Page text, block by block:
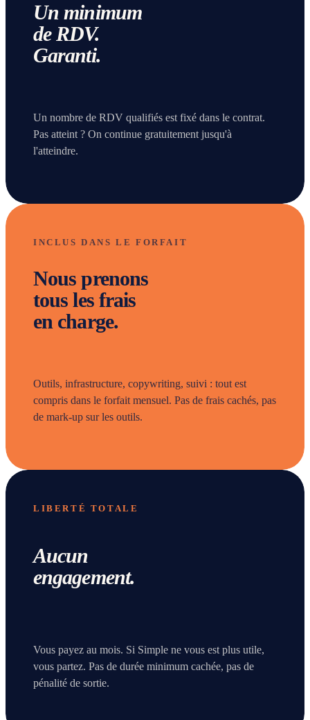
Un minimum
de RDV.
Garanti.
Un nombre de RDV qualifiés est fixé dans le contrat.
Pas atteint ? On continue gratuitement jusqu'à
l'atteindre.
INCLUS DANS LE FORFAIT
Nous prenons
tous les frais
en charge.
Outils, infrastructure, copywriting, suivi : tout est
compris dans le forfait mensuel. Pas de frais cachés, pas
de mark-up sur les outils.
LIBERTÉ TOTALE
Aucun
engagement.
Vous payez au mois. Si Simple ne vous est plus utile,
vous partez. Pas de durée minimum cachée, pas de
pénalité de sortie.